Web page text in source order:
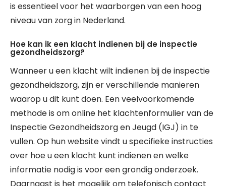
is essentieel voor het waarborgen van een hoog
niveau van zorg in Nederland.
Hoe kan ik een klacht indienen bij de inspectie
gezondheidszorg?
Wanneer u een klacht wilt indienen bij de inspectie
gezondheidszorg, zijn er verschillende manieren
waarop u dit kunt doen. Een veelvoorkomende
methode is om online het klachtenformulier van de
Inspectie Gezondheidszorg en Jeugd (IGJ) in te
vullen. Op hun website vindt u specifieke instructies
over hoe u een klacht kunt indienen en welke
informatie nodig is voor een grondig onderzoek.